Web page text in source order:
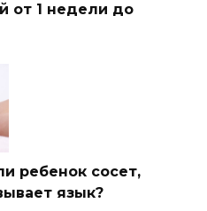
от 1 недели до
ребенок сосет,
язык?